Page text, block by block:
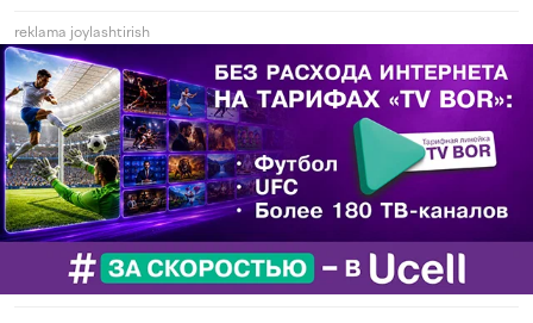
reklama joylashtirish